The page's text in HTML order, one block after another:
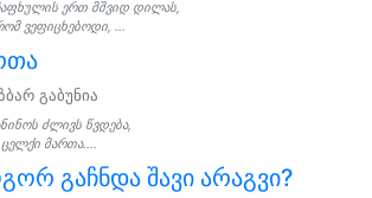
ერთ მშვიდ დილას,
ვეფიცხებოდი, ...
გაბუნია
ძლივს წვდება,
ცელქი მართა....
გაჩნდა შავი არაგვი?